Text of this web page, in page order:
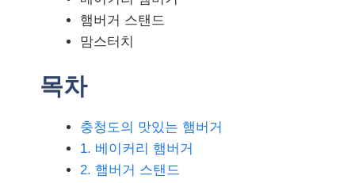
햄버거 스탠드
맘스터치
목차
충청도의 맛있는 햄버거
1. 베이커리 햄버거
2. 햄버거 스탠드